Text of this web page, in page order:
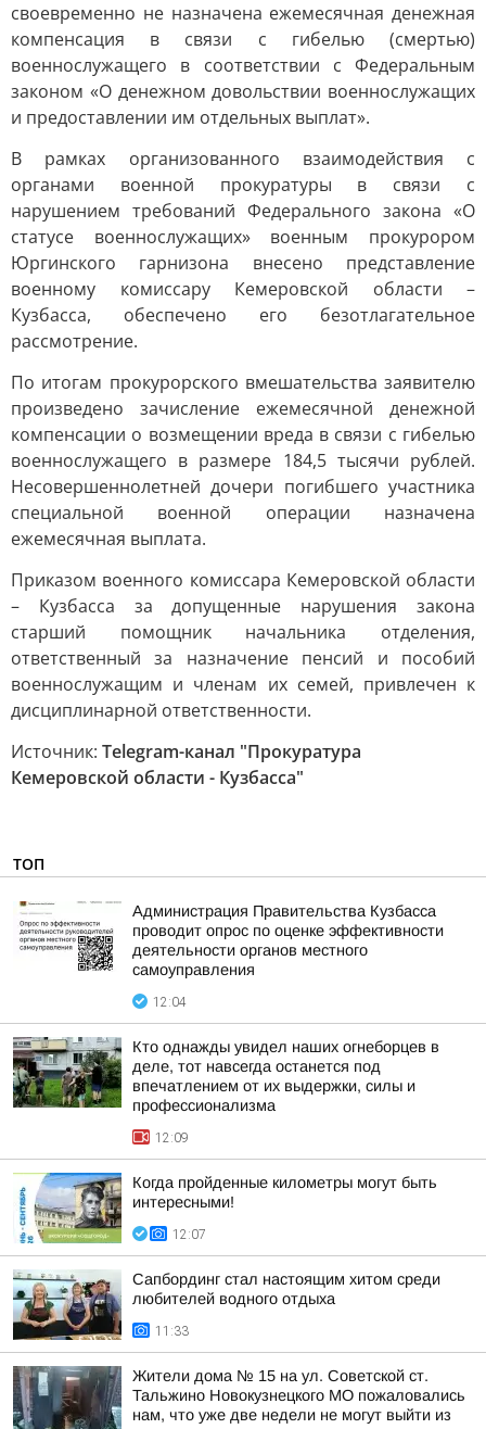
своевременно не назначена ежемесячная денежная
компенсация в связи с гибелью (смертью)
военнослужащего в соответствии с Федеральным
законом «О денежном довольствии военнослужащих
и предоставлении им отдельных выплат».
В рамках организованного взаимодействия с
органами военной прокуратуры в связи с
нарушением требований Федерального закона «О
статусе военнослужащих» военным прокурором
Юргинского гарнизона внесено представление
военному комиссару Кемеровской области –
Кузбасса, обеспечено его безотлагательное
рассмотрение.
По итогам прокурорского вмешательства заявителю
произведено зачисление ежемесячной денежной
компенсации о возмещении вреда в связи с гибелью
военнослужащего в размере 184,5 тысячи рублей.
Несовершеннолетней дочери погибшего участника
специальной военной операции назначена
ежемесячная выплата.
Приказом военного комиссара Кемеровской области
– Кузбасса за допущенные нарушения закона
старший помощник начальника отделения,
ответственный за назначение пенсий и пособий
военнослужащим и членам их семей, привлечен к
дисциплинарной ответственности.
Источник: Telegram-канал "Прокуратура
Кемеровской области - Кузбасса"
ТОП
Администрация Правительства Кузбасса
проводит опрос по оценке эффективности
деятельности органов местного
самоуправления
12:04
Кто однажды увидел наших огнеборцев в
деле, тот навсегда останется под
впечатлением от их выдержки, силы и
профессионализма
12:09
Когда пройденные километры могут быть
интересными!
12:07
Сапбординг стал настоящим хитом среди
любителей водного отдыха
11:33
Жители дома № 15 на ул. Советской ст.
Тальжино Новокузнецкого МО пожаловались
нам, что уже две недели не могут выйти из